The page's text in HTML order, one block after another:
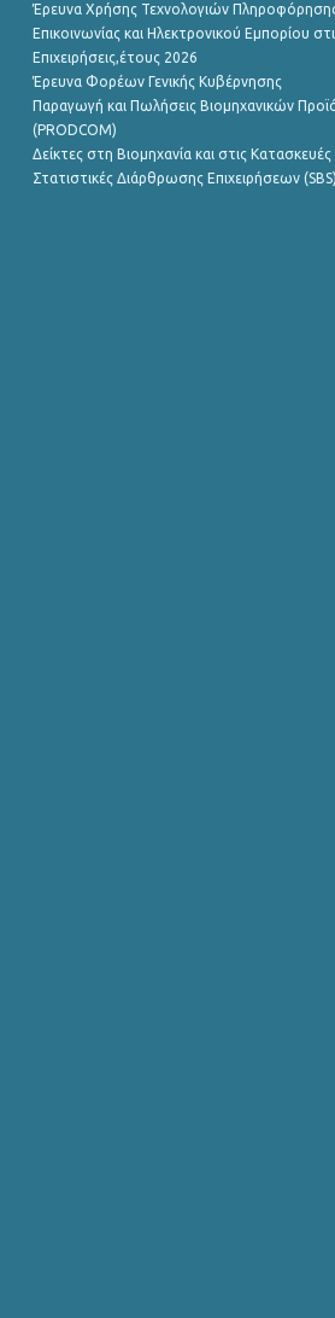
Έρευνα Χρήσης Τεχνολογιών
Επικοινωνίας και Ηλεκτρονικού Εμπορίου
Επιχειρήσεις,έτους 2026
Έρευνα Φορέων Γενικής Κυβέρνησης
Παραγωγή και Πωλήσεις Βιομηχανικών
(PRODCOM)
Δείκτες στη Βιομηχανία και στις Κατασκευές
Στατιστικές Διάρθρωσης Επιχειρήσεων (SBS)